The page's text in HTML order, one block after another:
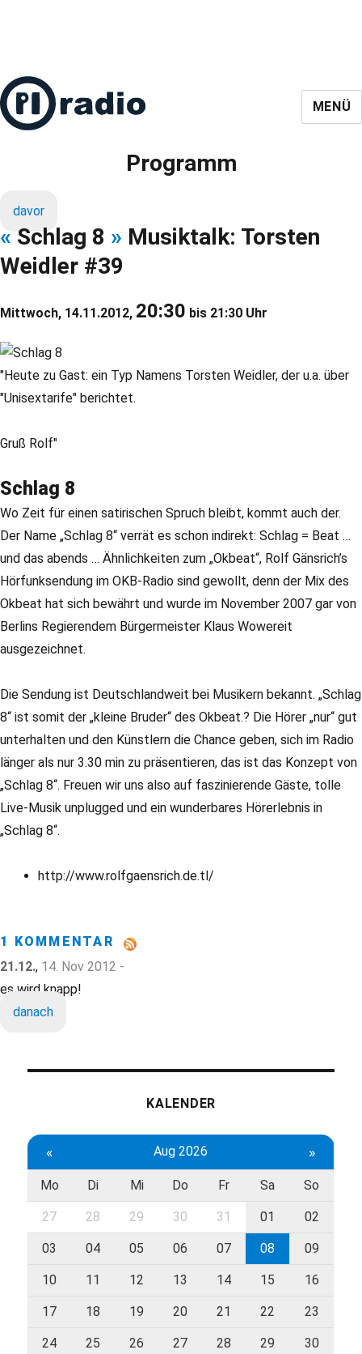
MENÜ
Programm
davor
« Schlag 8 » Musiktalk: Torsten
Weidler #39
Mittwoch, 14.11.2012, 20:30 bis 21:30 Uhr
"Heute zu Gast: ein Typ Namens Torsten Weidler, der u.a. über
"Unisextarife" berichtet.
Gruß Rolf"
Schlag 8
Wo Zeit für einen satirischen Spruch bleibt, kommt auch der.
Der Name „Schlag 8“ verrät es schon indirekt: Schlag = Beat …
und das abends … Ähnlichkeiten zum „Okbeat“, Rolf Gänsrich’s
Hörfunksendung im OKB-Radio sind gewollt, denn der Mix des
Okbeat hat sich bewährt und wurde im November 2007 gar von
Berlins Regierendem Bürgermeister Klaus Wowereit
ausgezeichnet.
Die Sendung ist Deutschlandweit bei Musikern bekannt. „Schlag
8“ ist somit der „kleine Bruder“ des Okbeat.? Die Hörer „nur“ gut
unterhalten und den Künstlern die Chance geben, sich im Radio
länger als nur 3.30 min zu präsentieren, das ist das Konzept von
„Schlag 8“. Freuen wir uns also auf faszinierende Gäste, tolle
Live-Musik unplugged und ein wunderbares Hörerlebnis in
„Schlag 8“.
http://www.rolfgaensrich.de.tl/
1 KOMMENTAR
21.12., 14. Nov 2012 -
es wird knapp!
danach
KALENDER
« Aug 2026 »
Mo Di Mi Do Fr Sa So
27 28 29 30 31 01 02
03 04 05 06 07 08 09
10 11 12 13 14 15 16
17 18 19 20 21 22 23
24 25 26 27 28 29 30